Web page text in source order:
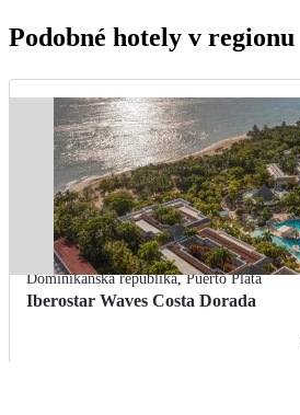
Podobné hotely v regionu
Dominikánská republika,Puerto Plata
Iberostar Waves Costa Dorada